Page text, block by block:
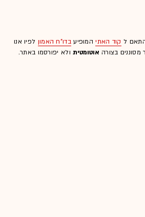
ל קוד האתיהמופיעבדו"ח האמון לפיו אנו
בצורה אוטומטיתולא יפורסמו באתר.